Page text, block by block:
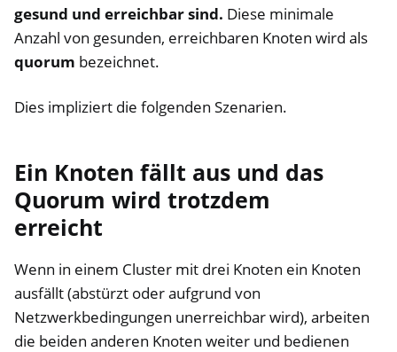
gesund und erreichbar sind. Diese minimale
Anzahl von gesunden, erreichbaren Knoten wird als
quorum bezeichnet.
Dies impliziert die folgenden Szenarien.
Ein Knoten fällt aus und das
Quorum wird trotzdem
erreicht
Wenn in einem Cluster mit drei Knoten ein Knoten
ausfällt (abstürzt oder aufgrund von
Netzwerkbedingungen unerreichbar wird), arbeiten
die beiden anderen Knoten weiter und bedienen